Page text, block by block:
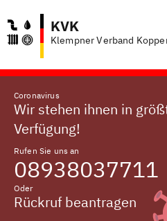
KVK
Klempner Verband
Coronavirus
Wir stehen ihnen in
Verfügung!
Rufen Sie uns an
08938037711
Oder
Rückruf beantragen